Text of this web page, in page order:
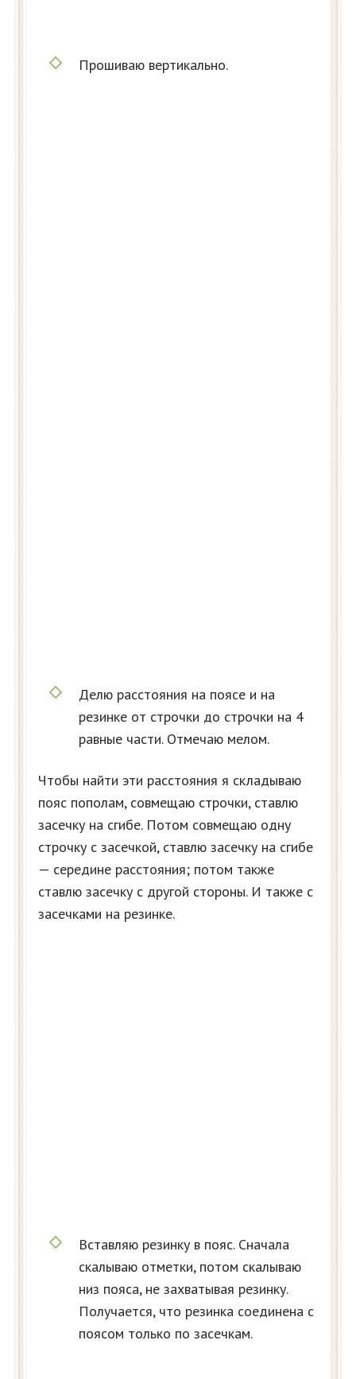
Прошиваю вертикально.
Делю расстояния на поясе и на
резинке от строчки до строчки на 4
равные части. Отмечаю мелом.
Чтобы найти эти расстояния я складываю
пояс пополам, совмещаю строчки, ставлю
засечку на сгибе. Потом совмещаю одну
строчку с засечкой, ставлю засечку на сгибе
— середине расстояния; потом также
ставлю засечку с другой стороны. И также с
засечками на резинке.
Вставляю резинку в пояс. Сначала
скалываю отметки, потом скалываю
низ пояса, не захватывая резинку.
Получается, что резинка соединена с
поясом только по засечкам.